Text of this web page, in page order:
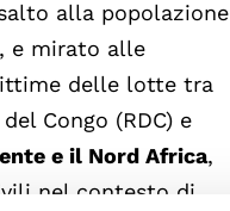
alla popolazione
e mirato alle
delle lotte tra
Congo (RDC) e
e il Nord Africa,
nel contesto di